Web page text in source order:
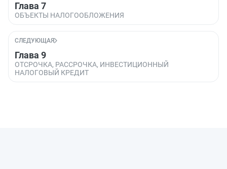
Глава 7
ОБЪЕКТЫ НАЛОГООБЛОЖЕНИЯ
СЛЕДУЮЩАЯ
Глава 9
ОТСРОЧКА, РАССРОЧКА, ИНВЕСТИЦИОННЫЙ
НАЛОГОВЫЙ КРЕДИТ